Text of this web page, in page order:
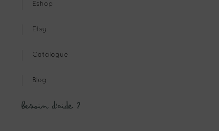
Eshop
Etsy
Catalogue
Blog
Besoin d’aide ?